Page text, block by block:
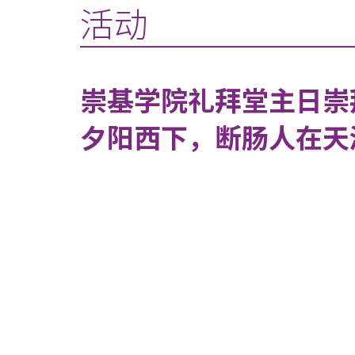
活动
崇基学院礼拜堂主日
夕阳西下，断肠人在